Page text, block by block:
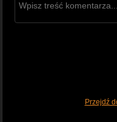
Przejdź